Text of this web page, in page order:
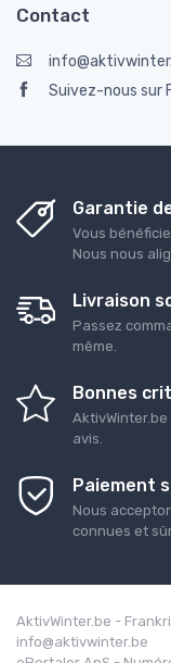
Contact
Suivez-nous sur
Garantie
Vous
Nous nous
Livraison
Passez
même.
Bonnes
AktivWinter.be
avis.
Paiement
Nous
connues et
AktivWinter.be -
info@aktivwinter.be